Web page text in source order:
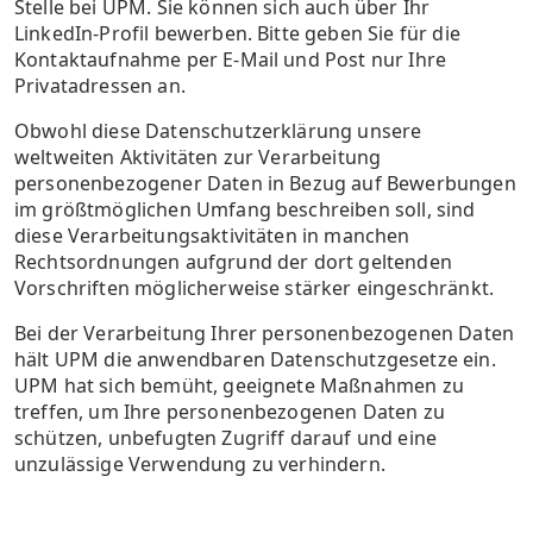
Informationen verpflichtet, die Vertraulichkeit und
Sicherheit der personenbezogenen Daten zu
wahren und sie für keine eigenen
Geschäftsinteressen zu verwenden.
der Grundlage Ihrer Einwilligung erfolgt, können
Sie diese jederzeit widerrufen.
Wenn Sie kein elektronisches Direktmarketing
mehr von uns erhalten möchten, klicken Sie auf
den in allen Werbe-E-Mails angegebenen Link
„Abbestellen", um diese Marketing-
Benachrichtigungen in Zukunft nicht mehr zu
erhalten.
Stelle bei UPM. Sie können sich auch über Ihr
LinkedIn-Profil bewerben. Bitte geben Sie für die
Kontaktaufnahme per E-Mail und Post nur Ihre
Privatadressen an.
Obwohl diese Datenschutzerklärung unsere
weltweiten Aktivitäten zur Verarbeitung
personenbezogener Daten in Bezug auf Bewerbungen
im größtmöglichen Umfang beschreiben soll, sind
diese Verarbeitungsaktivitäten in manchen
Rechtsordnungen aufgrund der dort geltenden
Vorschriften möglicherweise stärker eingeschränkt.
Bei der Verarbeitung Ihrer personenbezogenen Daten
hält UPM die anwendbaren Datenschutzgesetze ein.
UPM hat sich bemüht, geeignete Maßnahmen zu
treffen, um Ihre personenbezogenen Daten zu
schützen, unbefugten Zugriff darauf und eine
unzulässige Verwendung zu verhindern.